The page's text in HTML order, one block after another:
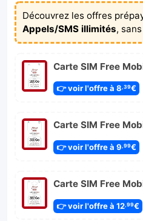
Découvrez les offres
Appels/SMS illimités,
Carte SIM Free
👉 voir l'offre à 8 ,39€
Carte SIM Free
👉 voir l'offre à 9 ,99€
Carte SIM Free
👉 voir l'offre à 12,99€